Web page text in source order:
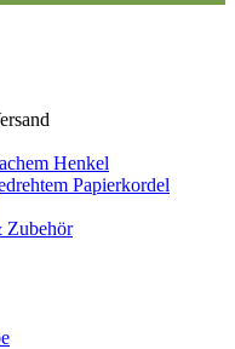
Henkel
Papierkordel
Zubehör